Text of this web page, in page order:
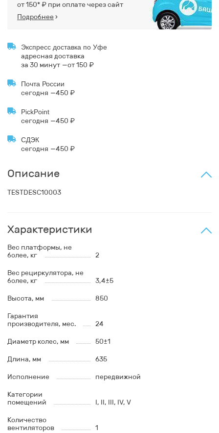
от 150* ₽ при оплате через сайт
Подробнее ›
Экспресс доставка по Уфе
адресная доставка
за 30 минут
от 150 ₽
Почта России
сегодня 450 ₽
PickPoint
сегодня 450 ₽
СДЭК
сегодня 450 ₽
Описание
TESTDESC10003
Характеристики
Вес платформы, не
более, кг
2
Вес рециркулятора, не
более, кг
3,4±5
Высота, мм 850
Гарантия
производителя, мес.
24
Диаметр колес, мм 50±1
Длина, мм 635
Исполнение передвижной
Категории
помещений
I, II, III, IV, V
Количество
вентиляторов
1